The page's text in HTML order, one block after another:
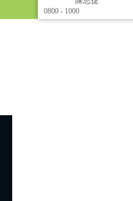
0800 - 1000